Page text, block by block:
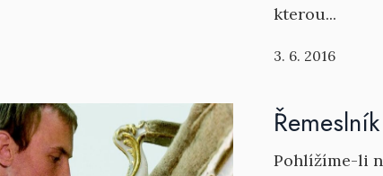
kterou...
3. 6. 2016
Pohlížíme-li